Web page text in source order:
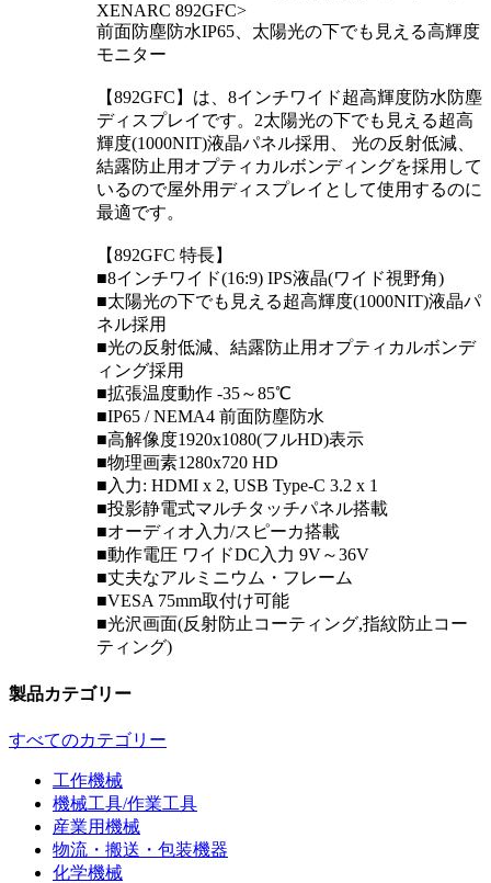
XENARC 892GFC>
前面防塵防水IP65、太陽光の下でも見える高輝度
モニター
【892GFC】は、8インチワイド超高輝度防水防塵
ディスプレイです。2太陽光の下でも見える超高
輝度(1000NIT)液晶パネル採用、 光の反射低減、
結露防止用オプティカルボンディングを採用して
いるので屋外用ディスプレイとして使用するのに
最適です。
【892GFC 特長】
■8インチワイド(16:9) IPS液晶(ワイド視野角)
■太陽光の下でも見える超高輝度(1000NIT)液晶パ
ネル採用
■光の反射低減、結露防止用オプティカルボンデ
ィング採用
■拡張温度動作 -35～85℃
■IP65 / NEMA4 前面防塵防水
■高解像度1920x1080(フルHD)表示
■物理画素1280x720 HD
■入力: HDMI x 2, USB Type-C 3.2 x 1
■投影静電式マルチタッチパネル搭載
■オーディオ入力/スピーカ搭載
■動作電圧 ワイドDC入力 9V～36V
■丈夫なアルミニウム・フレーム
■VESA 75mm取付け可能
■光沢画面(反射防止コーティング,指紋防止コー
ティング)
製品カテゴリー
すべてのカテゴリー
工作機械
機械工具/作業工具
産業用機械
物流・搬送・包装機器
化学機械